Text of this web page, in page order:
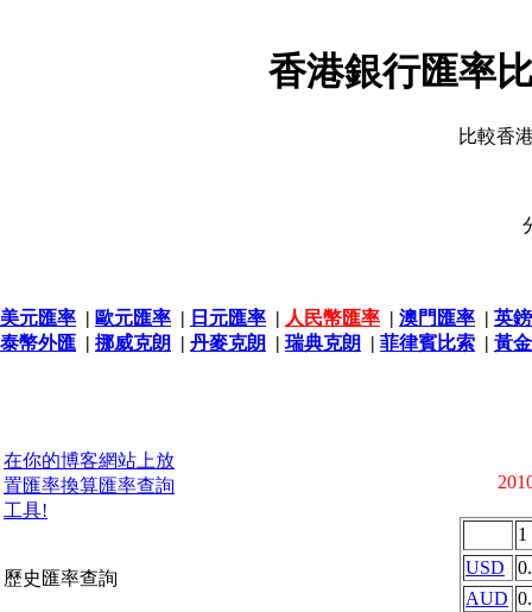
香港銀行匯率
比較香
美元匯率 | 歐元匯率 | 日元匯率 | 人民幣匯率 | 澳門匯率 | 英
泰幣外匯 | 挪威克朗 | 丹麥克朗 | 瑞典克朗 | 菲律賓比索 | 黃
在你的博客網站上放
置匯率換算匯率查詢
工具!
歷史匯率查詢
1
USD
AUD